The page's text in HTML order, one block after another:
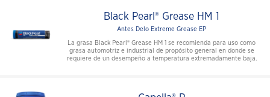
Black Pearl® Grease HM 1
Antes Delo Extreme Grease EP
La grasa Black Pearl® Grease HM 1 se recomienda para uso como
grasa automotriz e industrial de propósito general en donde se
requiere de un desempeño a temperatura extremadamente baja.